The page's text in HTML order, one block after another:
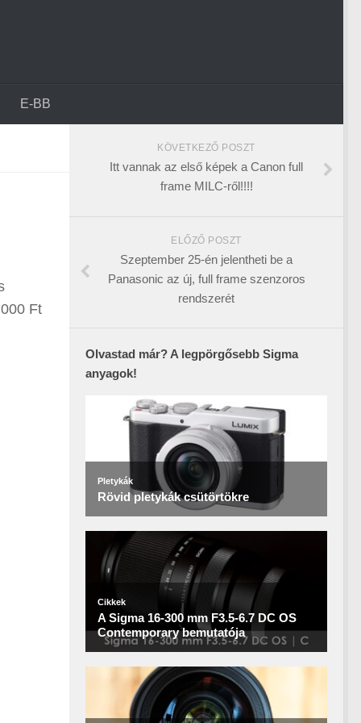
E-BB
Ft
KÖVETKEZŐ POSZT
Itt vannak az első képek a Canon full
frame MILC-ről!!!!
ELŐZŐ POSZT
Szeptember 25-én jelentheti be a
Panasonic az új, full frame szenzoros
rendszerét
Olvastad már? A legpörgősebb Sigma
anyagok!